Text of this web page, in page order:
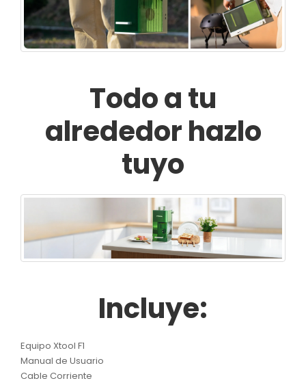
Todo a tu
alrededor hazlo
tuyo
Incluye:
Equipo Xtool F1
Manual de Usuario
Cable Corriente